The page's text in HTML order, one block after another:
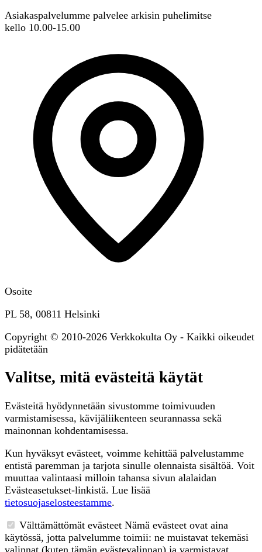
Asiakaspalvelumme palvelee arkisin puhelimitse
kello 10.00-15.00
Osoite
PL 58, 00811 Helsinki
Copyright © 2010-2026 Verkkokulta Oy - Kaikki oikeudet
pidätetään
Valitse, mitä evästeitä käytät
Evästeitä hyödynnetään sivustomme toimivuuden
varmistamisessa, kävijäliikenteen seurannassa sekä
mainonnan kohdentamisessa.
Kun hyväksyt evästeet, voimme kehittää palvelustamme
entistä paremman ja tarjota sinulle olennaista sisältöä. Voit
muuttaa valintaasi milloin tahansa sivun alalaidan
Evästeasetukset-linkistä. Lue lisää
tietosuojaselosteestamme.
Välttämättömät evästeet Nämä evästeet ovat aina
käytössä, jotta palvelumme toimii: ne muistavat tekemäsi
valinnat (kuten tämän evästevalinnan) ja varmistavat